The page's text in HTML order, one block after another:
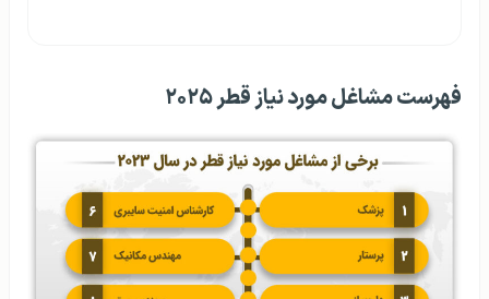
فهرست مشاغل مورد نیاز قطر ۲۰۲۵